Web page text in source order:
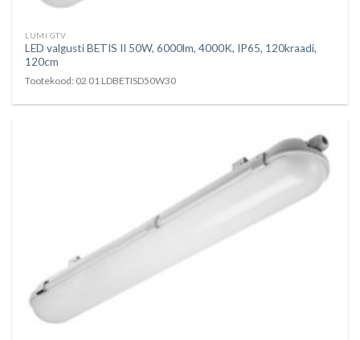
LUMI GTV
LED valgusti BETIS II 50W, 6000lm, 4000K, IP65, 120kraadi,
120cm
Tootekood: 02 01 LDBETISD50W30